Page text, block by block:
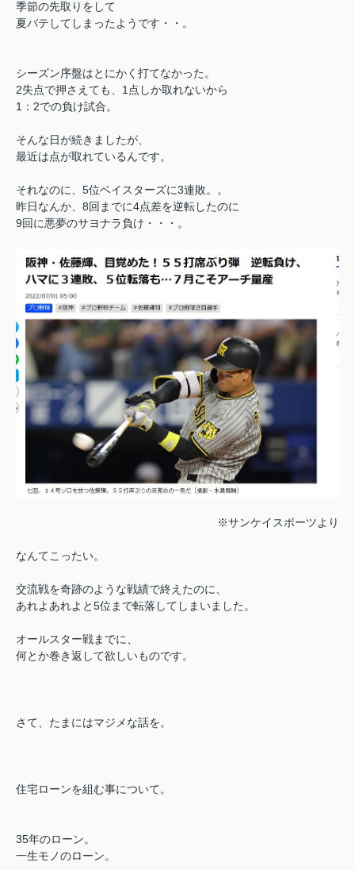
季節の先取りをして
夏バテしてしまったようです・・。
シーズン序盤はとにかく打てなかった。
2失点で押さえても、1点しか取れないから
1：2での負け試合。
そんな日が続きましたが、
最近は点が取れているんです。
それなのに、5位ベイスターズに3連敗。。
昨日なんか、8回までに4点差を逆転したのに
9回に悪夢のサヨナラ負け・・・。
※サンケイスポーツより
なんてこったい。
交流戦を奇跡のような戦績で終えたのに、
あれよあれよと5位まで転落してしまいました。
オールスター戦までに、
何とか巻き返して欲しいものです。
さて、たまにはマジメな話を。
住宅ローンを組む事について。
35年のローン。
一生モノのローン。